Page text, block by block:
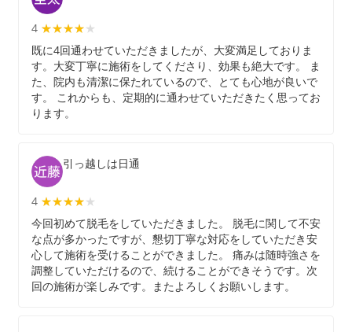
4 ★★★★★
★★★★
既に4回通わせていただきましたが、大変満足しておりま
す。大変丁寧に施術をしてくださり、効果も絶大です。 ま
た、院内も清潔に保たれているので、とても心地が良いで
す。 これからも、定期的に通わせていただきたく思ってお
ります。
引っ越しは日通
4 ★★★★★
★★★★
今回初めて脱毛をしていただきました。 脱毛に関して不安
な点が多かったですが、懇切丁寧な対応をしていただき安
心して施術を受けることができました。 痛みは随時強さを
調整していただけるので、続けることができそうです。次
回の施術が楽しみです。またよろしくお願いします。